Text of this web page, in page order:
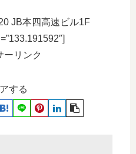
JB本四高速ビル1F
ーリンク
する